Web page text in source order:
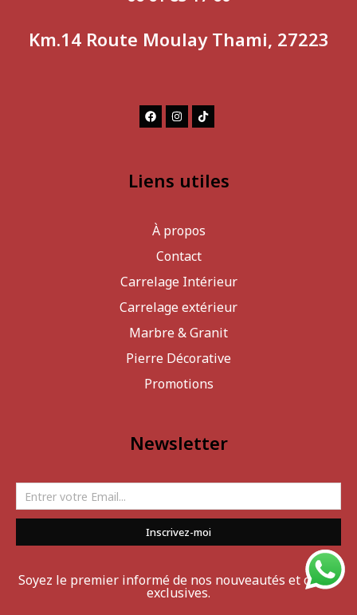
Km.14 Route Moulay Thami, 27223
Liens utiles
À propos
Contact
Carrelage Intérieur
Carrelage extérieur
Marbre & Granit
Pierre Décorative
Promotions
Newsletter
Inscrivez-moi
Soyez le premier informé de nos nouveautés et offres
exclusives.